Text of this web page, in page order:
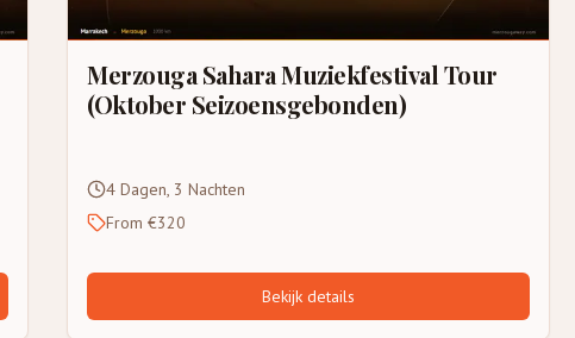
Merzouga Sahara Muziekfestival Tour
(Oktober Seizoensgebonden)
4 Dagen, 3 Nachten
From €320
Bekijk details